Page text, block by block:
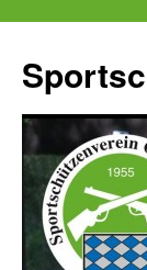
springen